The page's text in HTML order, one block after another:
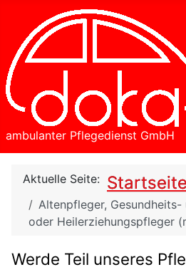
ambulanter Pflegedienst GmbH
Aktuelle Seite: Startseite
Altenpfleger,
oder Heilerziehungspfleger
Werde Teil unseres